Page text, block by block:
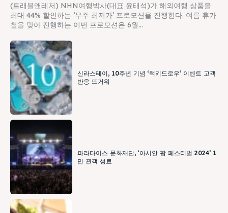
(트래블앤레저) NHN여행박사(대표 윤태석)가 해외여행 상품을
최대 44% 할인하는 ‘우주 최저가’ 프로모션을 진행한다. 여름 휴가
철을 맞아 진행하는 이번 프로모션은 6월...
신라스테이, 10주년 기념 ‘럭키드로우’ 이벤트 고객
반응 뜨거워
파라다이스 문화재단, ‘아시안 팝 페스티벌 2024’ 1
만 관객 성료